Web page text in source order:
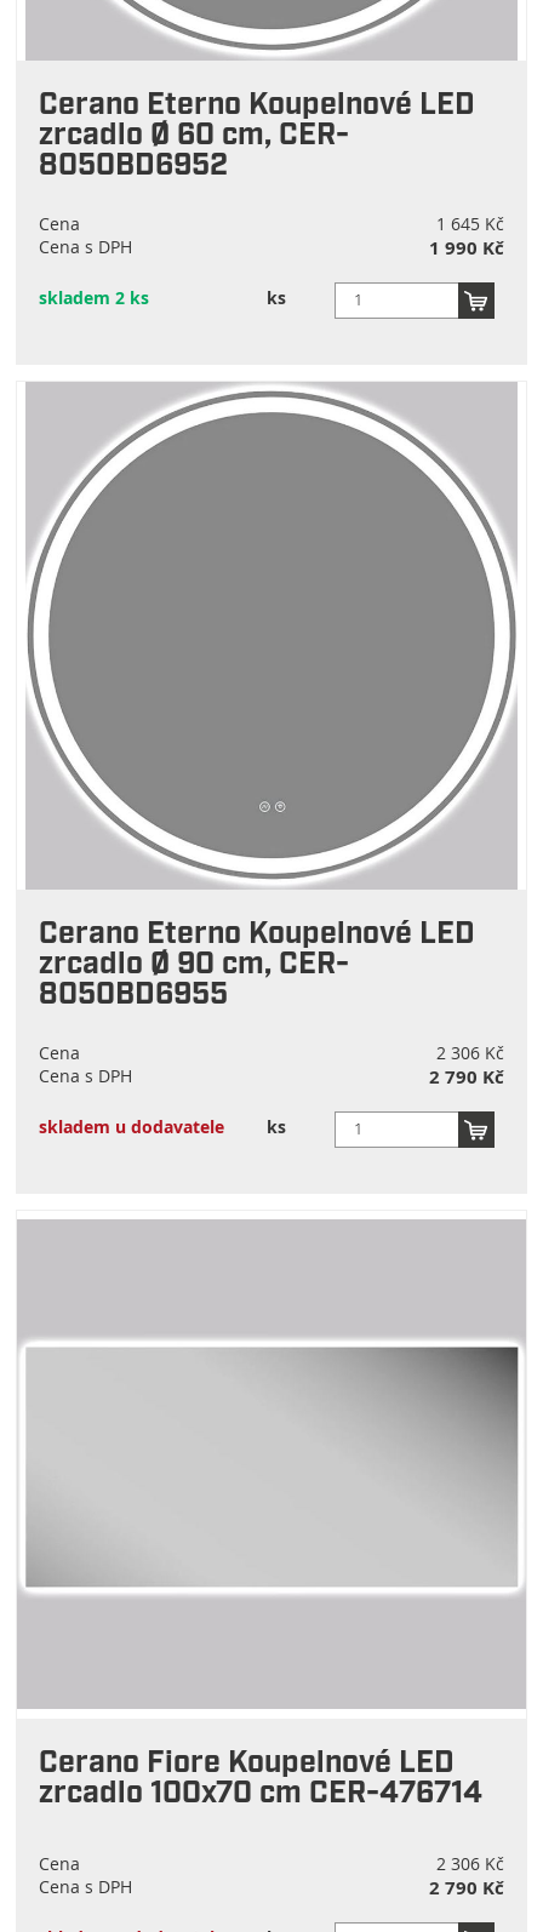
Cerano Eterno Koupelnové LED
zrcadlo Ø 60 cm, CER-
8050BD6952
Cena
1 645 Kč
Cena s DPH
1 990 Kč
skladem 2 ks ks
Cerano Eterno Koupelnové LED
zrcadlo Ø 90 cm, CER-
8050BD6955
Cena
2 306 Kč
Cena s DPH
2 790 Kč
skladem u dodavatele ks
Cerano Fiore Koupelnové LED
zrcadlo 100x70 cm CER-476714
Cena
2 306 Kč
Cena s DPH
2 790 Kč